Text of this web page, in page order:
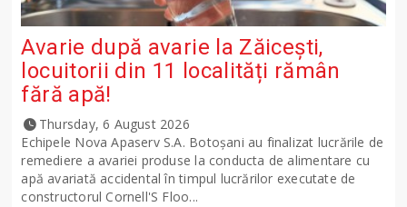
Avarie după avarie la Zăicești,
locuitorii din 11 localități rămân
fără apă!
Thursday, 6 August 2026
Echipele Nova Apaserv S.A. Botoșani au finalizat lucrările de
remediere a avariei produse la conducta de alimentare cu
apă avariată accidental în timpul lucrărilor executate de
constructorul Cornell'S Floo...